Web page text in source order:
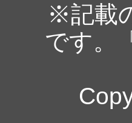
※記載
です。